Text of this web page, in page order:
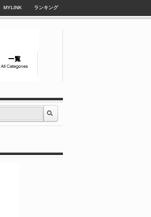
MYLINK ランキング